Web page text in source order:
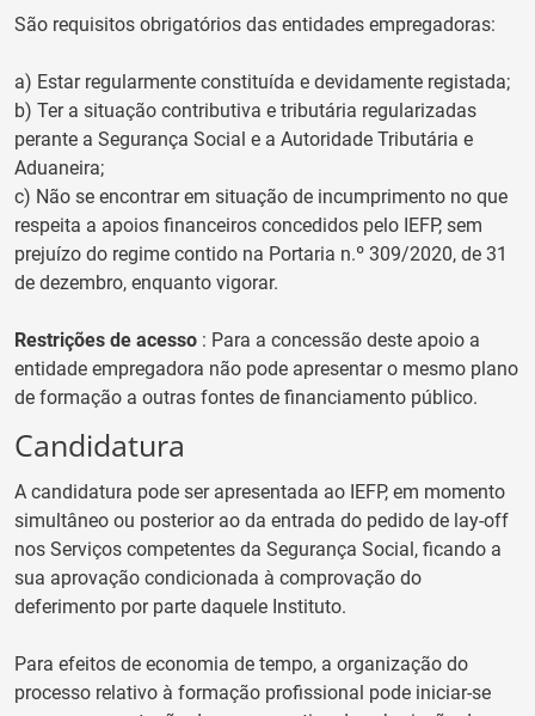
São requisitos obrigatórios das entidades empregadoras:
a) Estar regularmente constituída e devidamente registada;
b) Ter a situação contributiva e tributária regularizadas
perante a Segurança Social e a Autoridade Tributária e
Aduaneira;
c) Não se encontrar em situação de incumprimento no que
respeita a apoios financeiros concedidos pelo IEFP, sem
prejuízo do regime contido na Portaria n.º 309/2020, de 31
de dezembro, enquanto vigorar.
Restrições de acesso : Para a concessão deste apoio a
entidade empregadora não pode apresentar o mesmo plano
de formação a outras fontes de financiamento público.
Candidatura
A candidatura pode ser apresentada ao IEFP, em momento
simultâneo ou posterior ao da entrada do pedido de lay-off
nos Serviços competentes da Segurança Social, ficando a
sua aprovação condicionada à comprovação do
deferimento por parte daquele Instituto.
Para efeitos de economia de tempo, a organização do
processo relativo à formação profissional pode iniciar-se